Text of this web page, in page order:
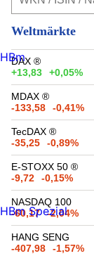
Weltmärkte
DAX ®
+13,83
+0,05%
MDAX ®
-133,58
-0,41%
TecDAX ®
-35,25
-0,89%
E-STOXX 50 ®
-9,72
-0,15%
NASDAQ 100
-60,17
-2,04%
HANG SENG
-407,98
-1,57%
HBm
HBm Spezial